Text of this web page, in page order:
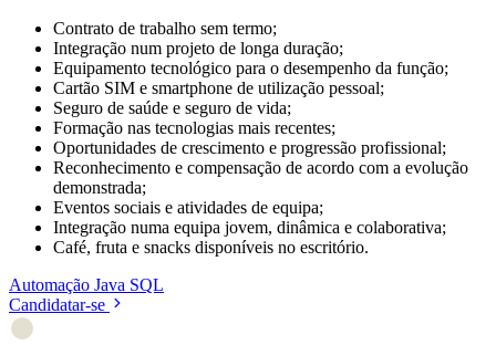
Contrato de trabalho sem termo;
Integração num projeto de longa duração;
Equipamento tecnológico para o desempenho da função;
Cartão SIM e smartphone de utilização pessoal;
Seguro de saúde e seguro de vida;
Formação nas tecnologias mais recentes;
Oportunidades de crescimento e progressão profissional;
Reconhecimento e compensação de acordo com a evolução
demonstrada;
Eventos sociais e atividades de equipa;
Integração numa equipa jovem, dinâmica e colaborativa;
Café, fruta e snacks disponíveis no escritório.
Automação Java SQL
Candidatar-se